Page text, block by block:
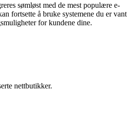
sømløst med de mest populære e-
fortsette å bruke systemene du er vant
for kundene dine.
nettbutikker.